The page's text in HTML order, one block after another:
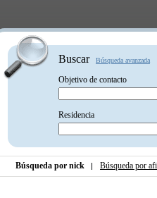
Buscar Búsqueda avanzada
Objetivo de contacto
Residencia
Búsqueda por nick Búsqueda por